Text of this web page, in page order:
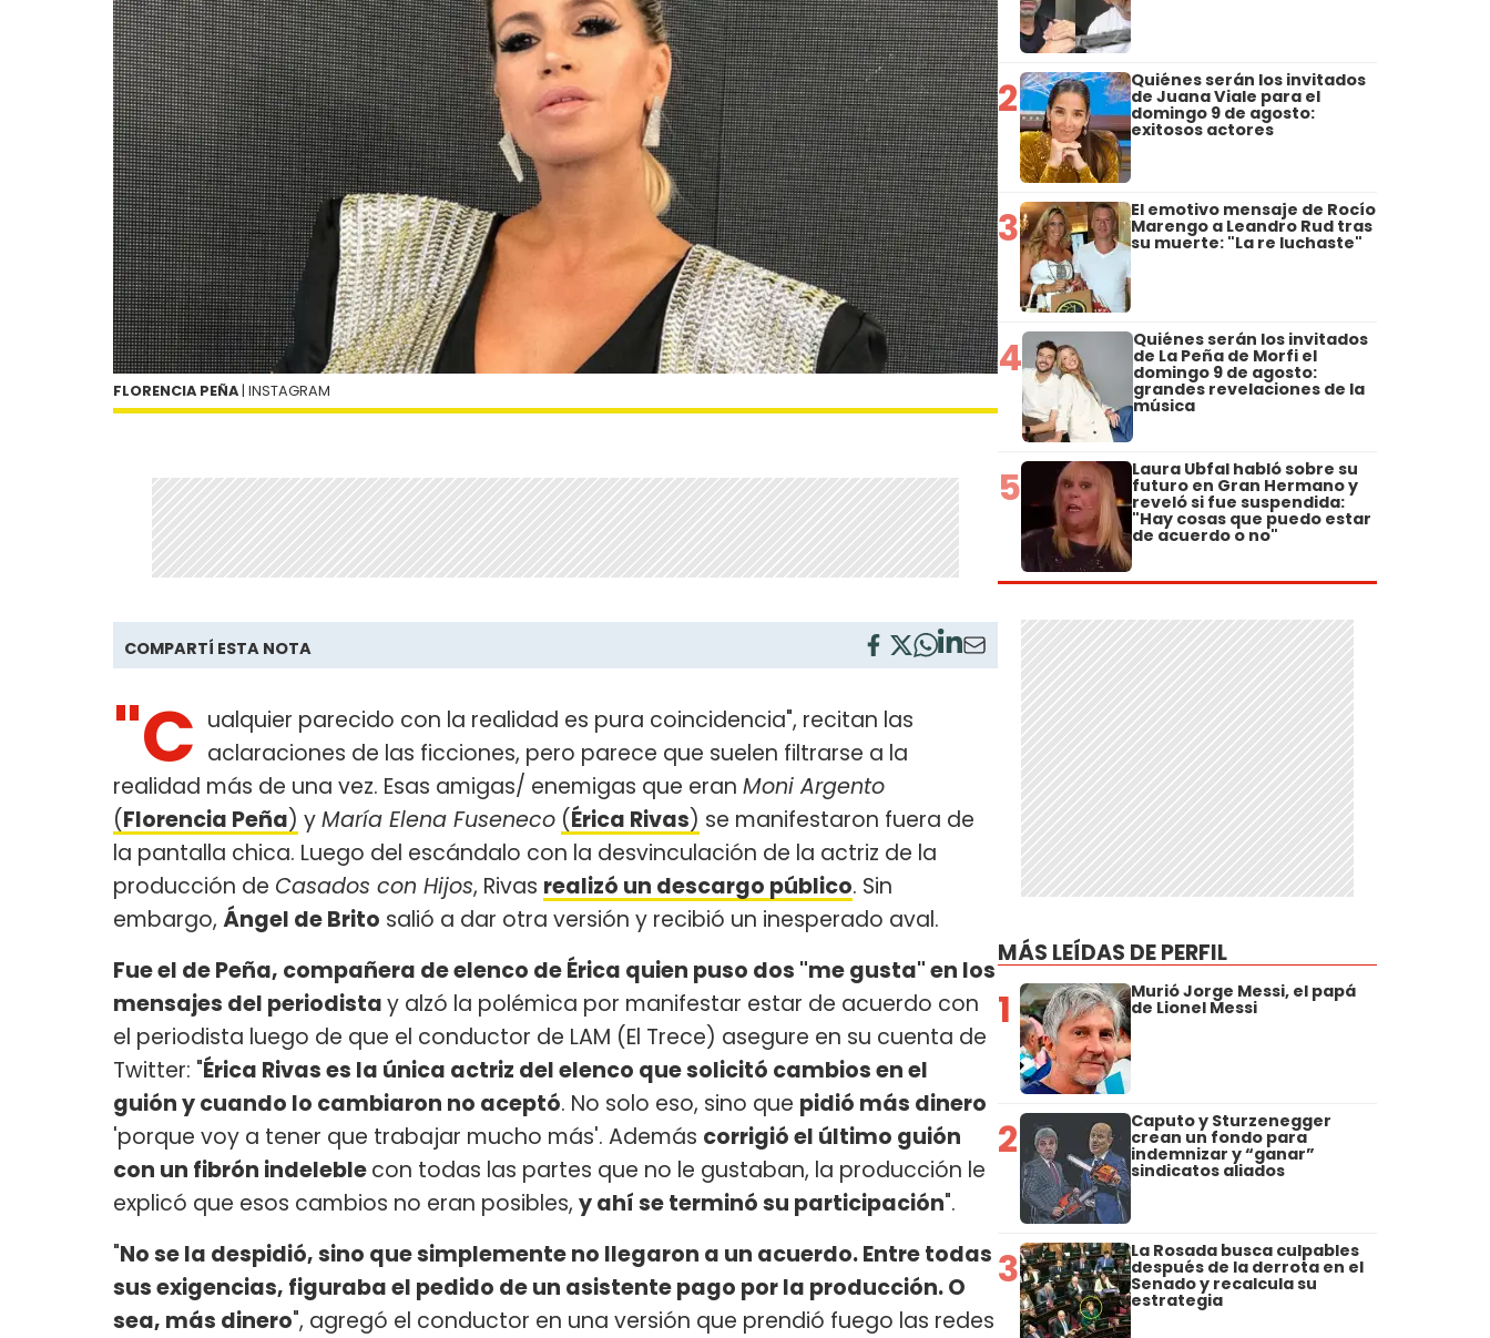
FLORENCIA PEÑA | INSTAGRAM
COMPARTÍ ESTA NOTA
"C ualquier parecido con la realidad es pura coincidencia", recitan las
aclaraciones de las ficciones, pero parece que suelen filtrarse a la
realidad más de una vez. Esas amigas/ enemigas que eran Moni Argento
(Florencia Peña) yMaría Elena Fuseneco (Érica Rivas) se manifestaron fuera de
la pantalla chica. Luego del escándalo con la desvinculación de la actriz de la
producción de Casados con Hijos, Rivas realizó un descargo público. Sin
embargo, Ángel de Brito salió a dar otra versión y recibió un inesperado aval.
Fue el de Peña, compañera de elenco de Érica quien puso dos "me gusta" en los
mensajes del periodistay alzó la polémica por manifestar estar de acuerdo con
el periodista luego de que el conductor de LAM (El Trece) asegure en su cuenta de
Twitter: "Érica Rivas es la única actriz del elenco que solicitó cambios en el
guión y cuando lo cambiaron no aceptó. No solo eso, sino que pidió más dinero
'porque voy a tener que trabajar mucho más'. Además corrigió el último guión
con un fibrón indeleblecon todas las partes que no le gustaban, la producción le
explicó que esos cambios no eran posibles, y ahí se terminó su participación".
"No se la despidió, sino que simplemente no llegaron a un acuerdo. Entre todas
sus exigencias, figuraba el pedido de un asistente pago por la producción. O
sea, más dinero", agregó el conductor en una versión que prendió fuego las redes
2 Quiénes serán los invitados
de Juana Viale para el
domingo 9 de agosto:
exitosos actores
3 El emotivo mensaje de Rocío
Marengo a Leandro Rud tras
su muerte: "La re luchaste"
4 Quiénes serán los invitados
de La Peña de Morfi el
domingo 9 de agosto:
grandes revelaciones de la
música
5 Laura Ubfal habló sobre su
futuro en Gran Hermano y
reveló si fue suspendida:
"Hay cosas que puedo estar
de acuerdo o no"
MÁS LEÍDAS DE PERFIL
1 Murió Jorge Messi, el papá
de Lionel Messi
2 Caputo y Sturzenegger
crean un fondo para
indemnizar y “ganar”
sindicatos aliados
3 La Rosada busca culpables
después de la derrota en el
Senado y recalcula su
estrategia